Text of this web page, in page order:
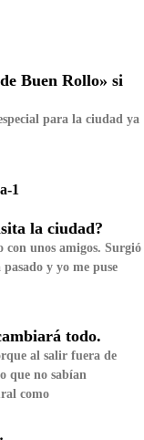
Buen Rollo» si
para la ciudad ya
la ciudad?
unos amigos. Surgió
y yo me puse
todo.
al salir fuera de
que no sabían
como